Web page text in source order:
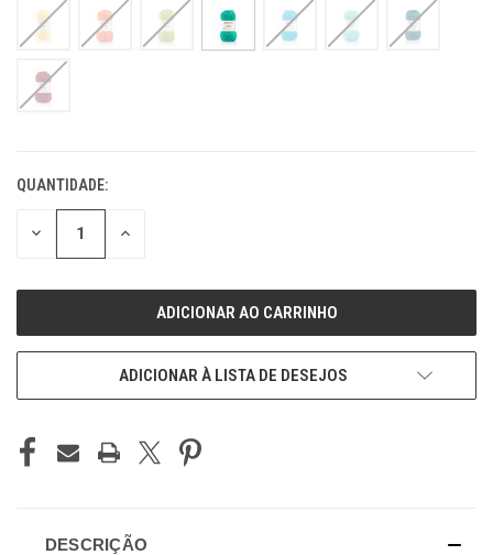
ESTOQUE
ATUAL:
QUANTIDADE:
REDUZIR REDUZIR
ADICIONAR À LISTA DE DESEJOS
DESCRIÇÃO